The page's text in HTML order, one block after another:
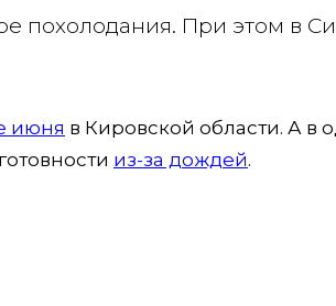
похолодания. При этом в
июня в Кировской области. А в
из-за дождей.